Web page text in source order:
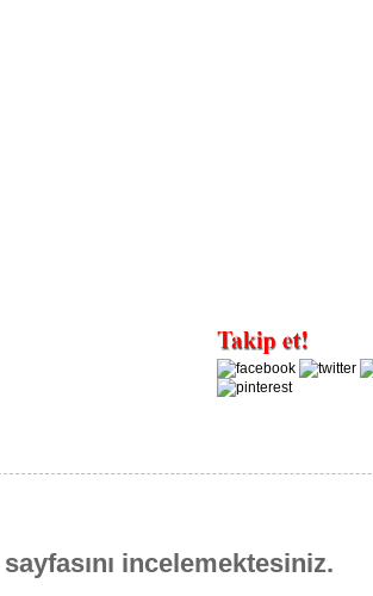
incelemektesiniz.